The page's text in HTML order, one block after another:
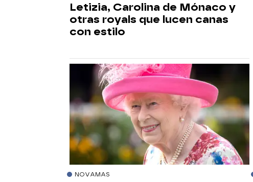
Letizia, Carolina de Mónaco y
otras royals que lucen canas
con estilo
NOVAMAS